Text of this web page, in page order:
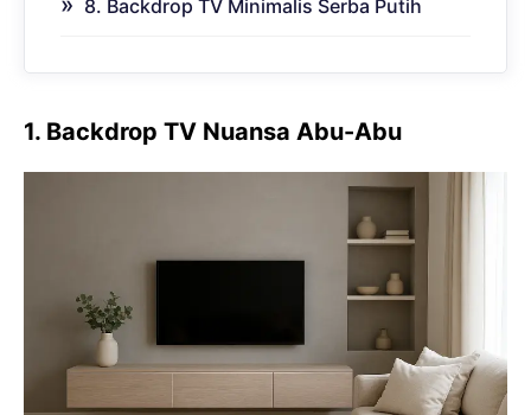
8. Backdrop TV Minimalis Serba Putih
1. Backdrop TV Nuansa Abu-Abu